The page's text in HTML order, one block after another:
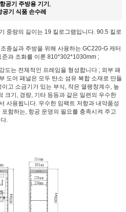
항공기 주방용 기기,
기 식품 손수레
중량의 길이는 19 킬로그램입니다. 90.5 킬로
종실과 주방을 위해 사용하는 GC220-G 캐터
준과 조화를 이룬 810*302*1030mm ;
도는 전체적인 프레임을 형성합니다 ; 외부 패
도어 패널은 모두 탄소 섬유 복합 소재로 만들
고 소금기가 있는 부식, 작은 열팽창계수, 높
크기, 경량, 기타 등등과 같은 일련의 우수한
사용됩니다. 우수한 임팩트 저항과 내약품성
함하는, 항공 운영의 필요를 충족시켜 주고
.